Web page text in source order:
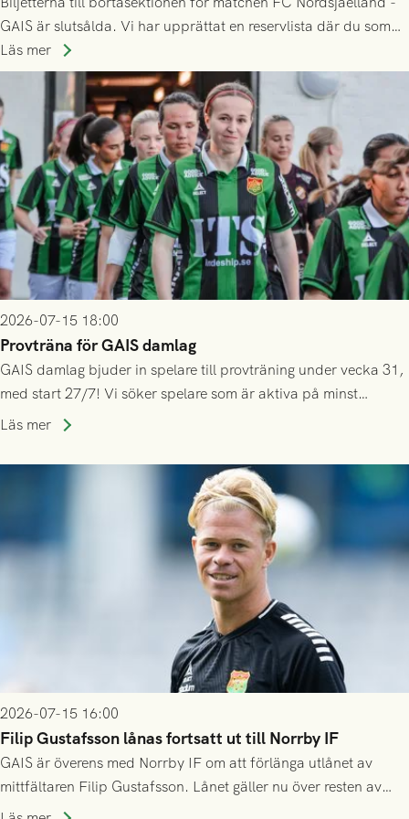
GAIS är slutsålda. Vi har upprättat en reservlista där du som
ännu inte har någon biljett kan anmäla ditt intresse. Du kan
inte själv överlåta din biljett till någon annan.
Läs mer
2026-07-15 18:00
Provträna för GAIS damlag
GAIS damlag bjuder in spelare till provträning under vecka 31,
med start 27/7! Vi söker spelare som är aktiva på minst
division 3-nivå.
Läs mer
2026-07-15 16:00
Filip Gustafsson lånas fortsatt ut till Norrby IF
GAIS är överens med Norrby IF om att förlänga utlånet av
mittfältaren Filip Gustafsson. Lånet gäller nu över resten av
säsongen 2026.